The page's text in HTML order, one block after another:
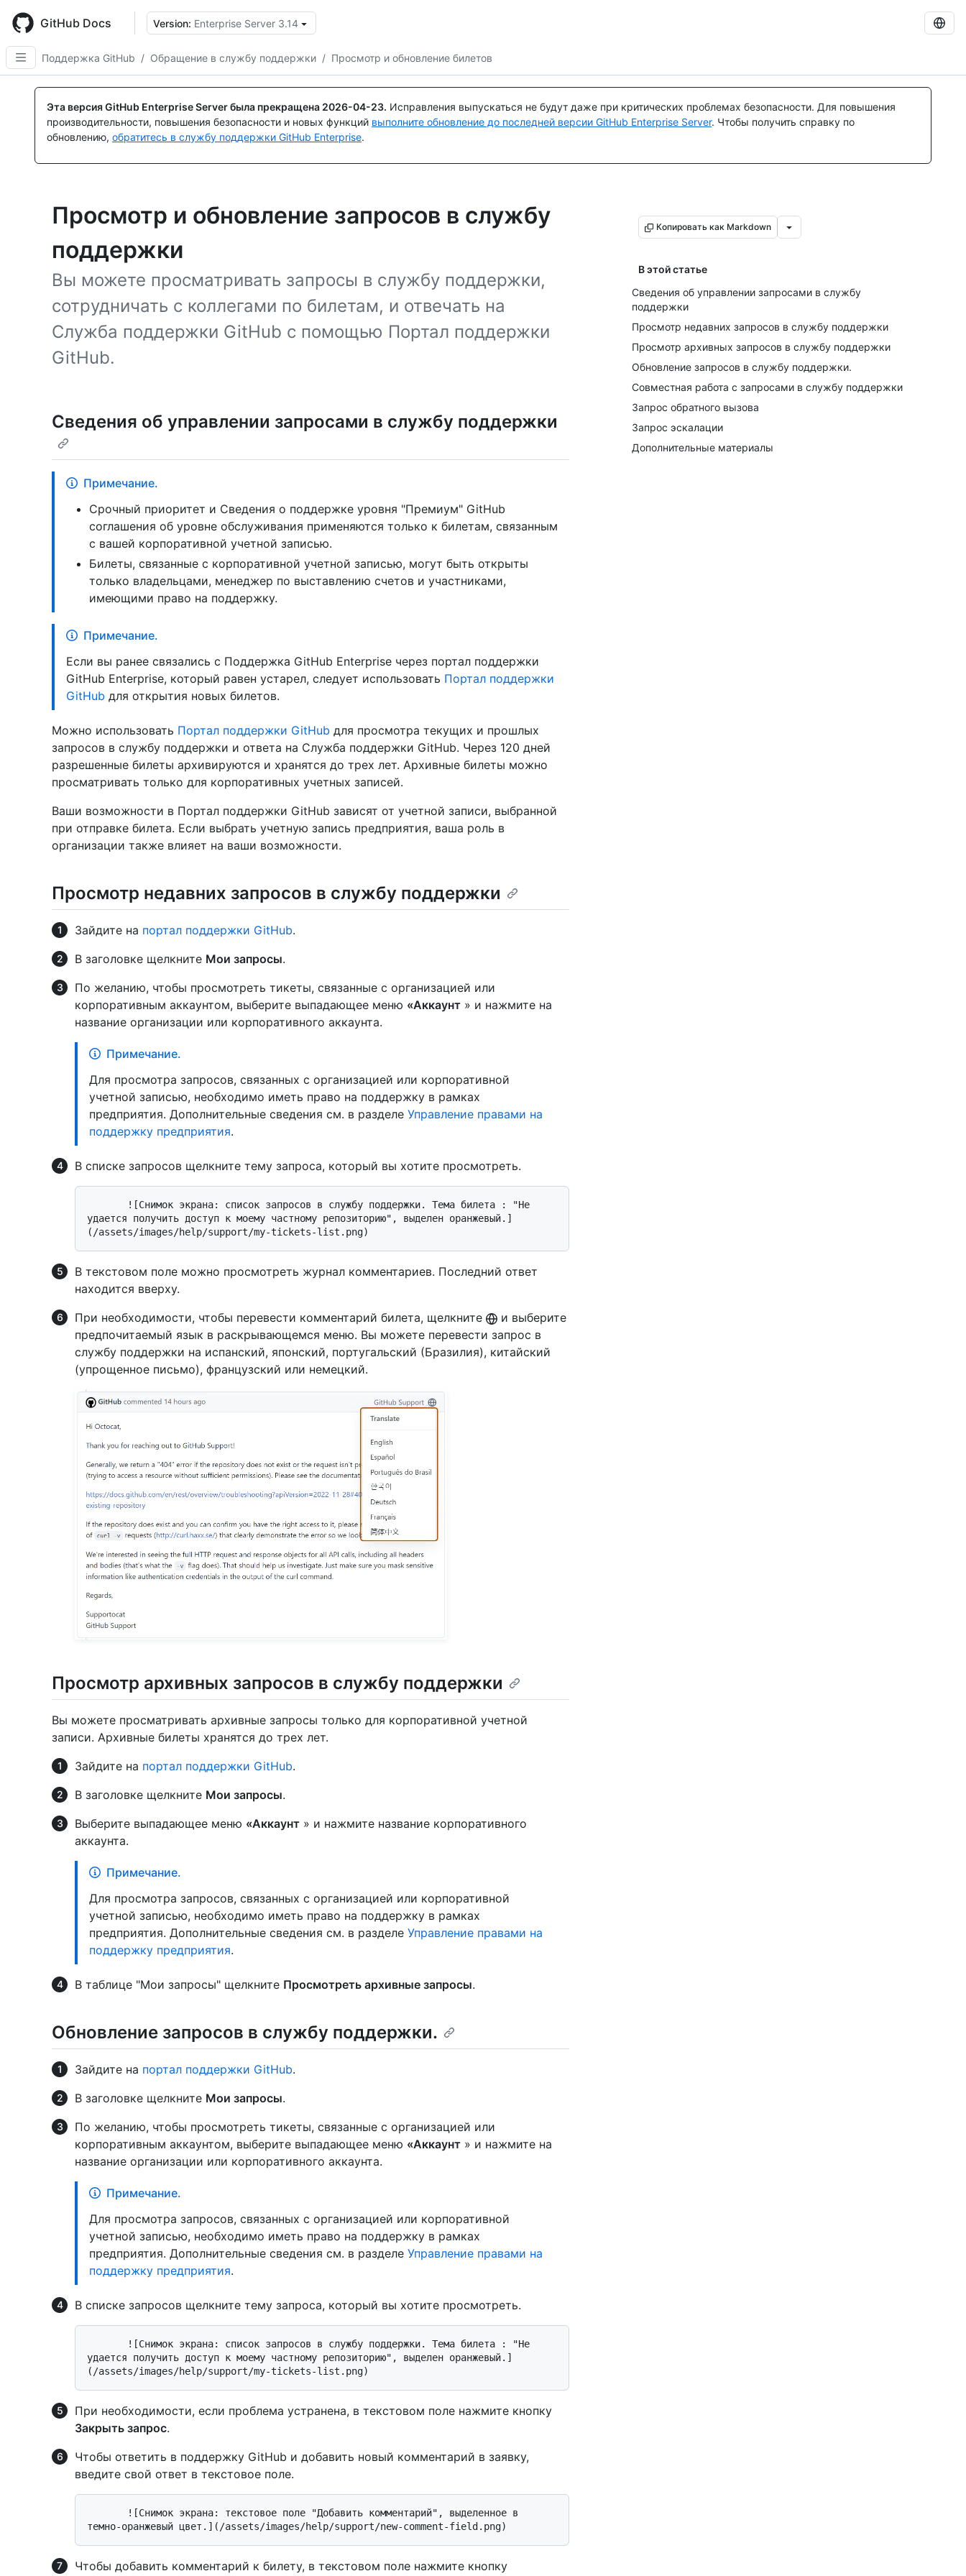
main
content
GitHub Docs Version: Enterprise Server 3.14
Поддержка GitHub / Обращение в службу поддержки / Просмотр и обновление билетов
Эта версия GitHub Enterprise Server была прекращена 2026-04-23. Исправления выпускаться не будут даже при критических проблемах безопасности. Для повышения
производительности, повышения безопасности и новых функций выполните обновление до последней версии GitHub Enterprise Server. Чтобы получить справку по
обновлению, обратитесь в службу поддержки GitHub Enterprise.
Просмотр и обновление запросов в службу
поддержки
Вы можете просматривать запросы в службу поддержки,
сотрудничать с коллегами по билетам, и отвечать на
Служба поддержки GitHub с помощью Портал поддержки
GitHub.
Копировать как Markdown
В этой статье
Сведения об управлении запросами в службу
поддержки
Просмотр недавних запросов в службу поддержки
Просмотр архивных запросов в службу поддержки
Обновление запросов в службу поддержки.
Совместная работа с запросами в службу поддержки
Запрос обратного вызова
Запрос эскалации
Дополнительные материалы
Сведения об управлении запросами в службу поддержки
Примечание.
Срочный приоритет и Сведения о поддержке уровня "Премиум" GitHub
соглашения об уровне обслуживания применяются только к билетам, связанным
с вашей корпоративной учетной записью.
Билеты, связанные с корпоративной учетной записью, могут быть открыты
только владельцами, менеджер по выставлению счетов и участниками,
имеющими право на поддержку.
Примечание.
Если вы ранее связались с Поддержка GitHub Enterprise через портал поддержки
GitHub Enterprise, который равен устарел, следует использовать Портал поддержки
GitHub для открытия новых билетов.
Можно использовать Портал поддержки GitHub для просмотра текущих и прошлых
запросов в службу поддержки и ответа на Служба поддержки GitHub. Через 120 дней
разрешенные билеты архивируются и хранятся до трех лет. Архивные билеты можно
просматривать только для корпоративных учетных записей.
Ваши возможности в Портал поддержки GitHub зависят от учетной записи, выбранной
при отправке билета. Если выбрать учетную запись предприятия, ваша роль в
организации также влияет на ваши возможности.
Просмотр недавних запросов в службу поддержки
Зайдите на портал поддержки GitHub.
В заголовке щелкните Мои запросы.
По желанию, чтобы просмотреть тикеты, связанные с организацией или
корпоративным аккаунтом, выберите выпадающее меню «Аккаунт » и нажмите на
название организации или корпоративного аккаунта.
Примечание.
Для просмотра запросов, связанных с организацией или корпоративной
учетной записью, необходимо иметь право на поддержку в рамках
предприятия. Дополнительные сведения см. в разделе Управление правами на
поддержку предприятия.
В списке запросов щелкните тему запроса, который вы хотите просмотреть.
удается получить доступ к моему частному репозиторию", выделен оранжевый.]
В текстовом поле можно просмотреть журнал комментариев. Последний ответ
находится вверху.
При необходимости, чтобы перевести комментарий билета, щелкните
и выберите
предпочитаемый язык в раскрывающемся меню. Вы можете перевести запрос в
службу поддержки на испанский, японский, португальский (Бразилия), китайский
(упрощенное письмо), французский или немецкий.
Просмотр архивных запросов в службу поддержки
Вы можете просматривать архивные запросы только для корпоративной учетной
записи. Архивные билеты хранятся до трех лет.
Зайдите на портал поддержки GitHub.
В заголовке щелкните Мои запросы.
Выберите выпадающее меню «Аккаунт » и нажмите название корпоративного
аккаунта.
Примечание.
Для просмотра запросов, связанных с организацией или корпоративной
учетной записью, необходимо иметь право на поддержку в рамках
предприятия. Дополнительные сведения см. в разделе Управление правами на
поддержку предприятия.
В таблице "Мои запросы" щелкните Просмотреть архивные запросы.
Обновление запросов в службу поддержки.
Зайдите на портал поддержки GitHub.
В заголовке щелкните Мои запросы.
По желанию, чтобы просмотреть тикеты, связанные с организацией или
корпоративным аккаунтом, выберите выпадающее меню «Аккаунт » и нажмите на
название организации или корпоративного аккаунта.
Примечание.
Для просмотра запросов, связанных с организацией или корпоративной
учетной записью, необходимо иметь право на поддержку в рамках
предприятия. Дополнительные сведения см. в разделе Управление правами на
поддержку предприятия.
В списке запросов щелкните тему запроса, который вы хотите просмотреть.
удается получить доступ к моему частному репозиторию", выделен оранжевый.]
При необходимости, если проблема устранена, в текстовом поле нажмите кнопку
Закрыть запрос.
Чтобы ответить в поддержку GitHub и добавить новый комментарий в заявку,
введите свой ответ в текстовое поле.
Чтобы добавить комментарий к билету, в текстовом поле нажмите кнопку